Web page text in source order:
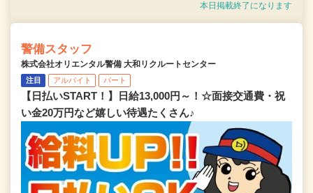
本日掲載終了になります
警備スタッフ
株式会社オリエンタル警備 大和リクルートセンター
注目 アルバイト パート
【日払いSTART！】日給13,000円～！☆面接交通費・祝
い金20万円など嬉しい待遇たくさん♪